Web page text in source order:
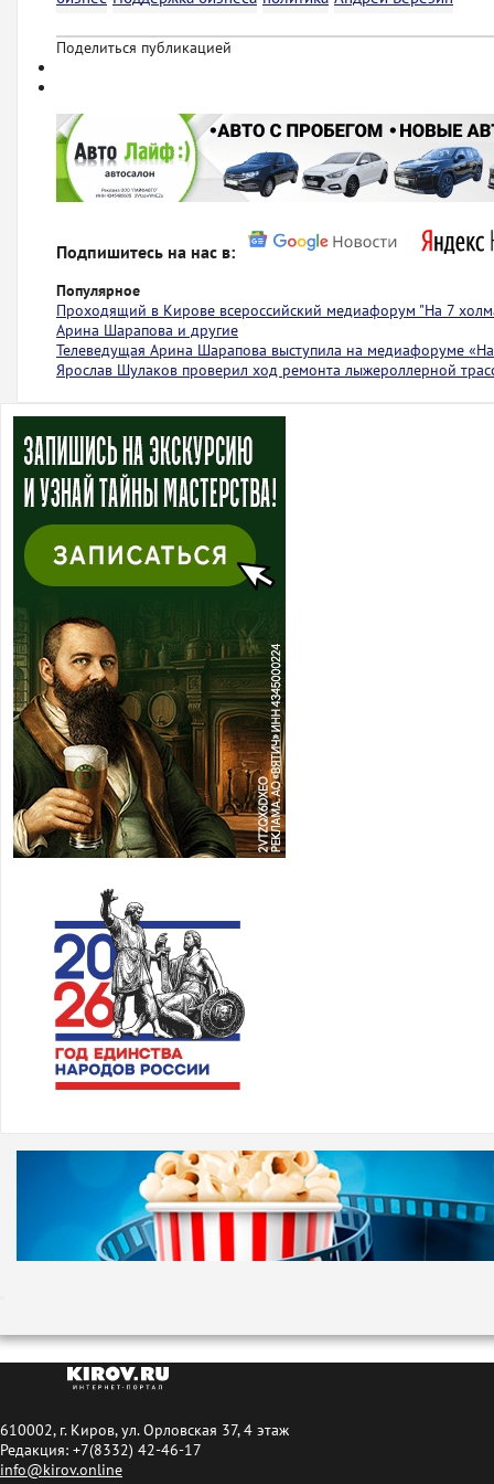
Поделиться публикацией
Подпишитесь на нас в:
Популярное
Проходящий в Кирове всероссийский медиафорум "На 7
Арина Шарапова и другие
Телеведущая Арина Шарапова выступила на медиафоруме
Ярослав Шулаков проверил ход ремонта лыжероллерной
610002, г. Киров, ул. Орловская 37, 4 этаж
Редакция: +7(8332) 42-46-17
info@kirov.online